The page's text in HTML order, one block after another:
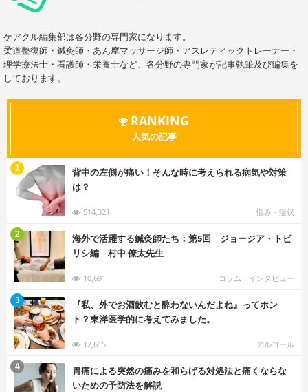
ケアクル編集部は各分野の専門家になります。
柔道整復師・鍼灸師・あん摩マッサージ師・アスレティックトレーナー・
理学療法士・看護師・栄養士など、各分野の専門家が記事執筆及び編集を
しております。
RANKING
人気の記事
背中の左側が痛い！そんな時に考えられる病気や対策
は？
514,321 悩み・症状
1
海外で活躍する鍼灸師たち：第5回 ジョージア・トビ
リシ編 村中 僚太先生
10,691 コラム・インタビュー
2
『私、外でお酒飲むと酔わないんだよね』ってホン
ト？東洋医学的に考えてみました。
12,615 アルコール
3
胃痛による突然の痛みを和らげる対処法と痛くならな
いための予防法を解説
4